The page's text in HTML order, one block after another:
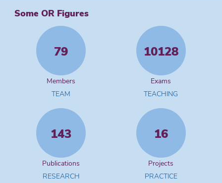
Some OR Figures
79
Members
TEAM
10128
Exams
TEACHING
143
Publications
RESEARCH
16
Projects
PRACTICE